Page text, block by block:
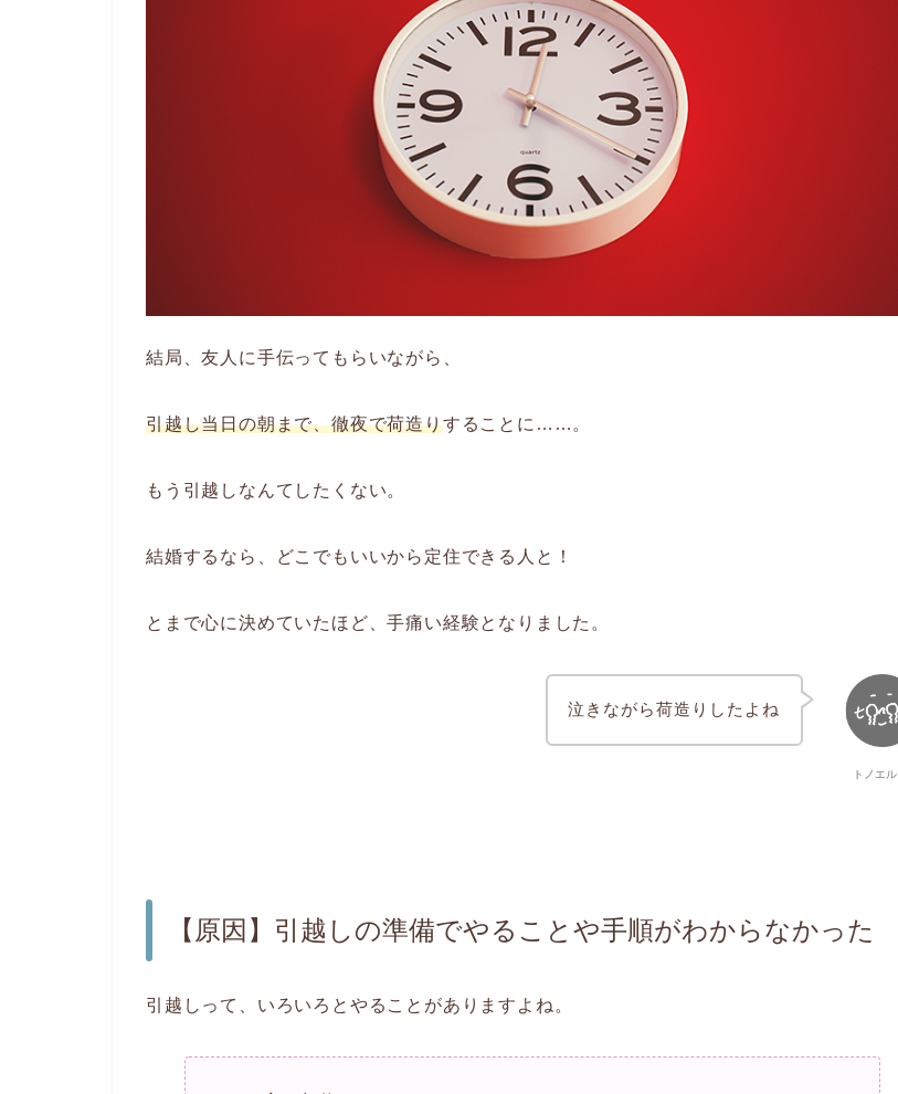
結局、友人に手伝ってもらいながら、
引越し当日の朝まで、徹夜で荷造りすることに……。
もう引越しなんてしたくない。
結婚するなら、どこでもいいから定住できる人と！
とまで心に決めていたほど、手痛い経験となりました。
トノエル
泣きながら荷造りしたよね
【原因】引越しの準備でやることや手順がわからなかった
引越しって、いろいろとやることがありますよね。